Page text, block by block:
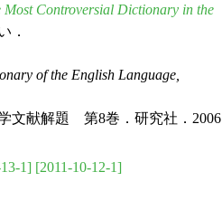
Most Controversial Dictionary in the
．
of the English Language,
献解題 第8巻．研究社．2006
1] [2011-10-12-1]